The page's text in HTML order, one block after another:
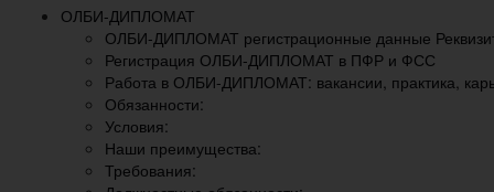
ОЛБИ-ДИПЛОМАТ
ОЛБИ-ДИПЛОМАТ регистрационные данные
Регистрация ОЛБИ-ДИПЛОМАТ в ПФР и ФСС
Работа в ОЛБИ-ДИПЛОМАТ: вакансии, практика,
Обязанности:
Условия:
Наши преимущества:
Требования: